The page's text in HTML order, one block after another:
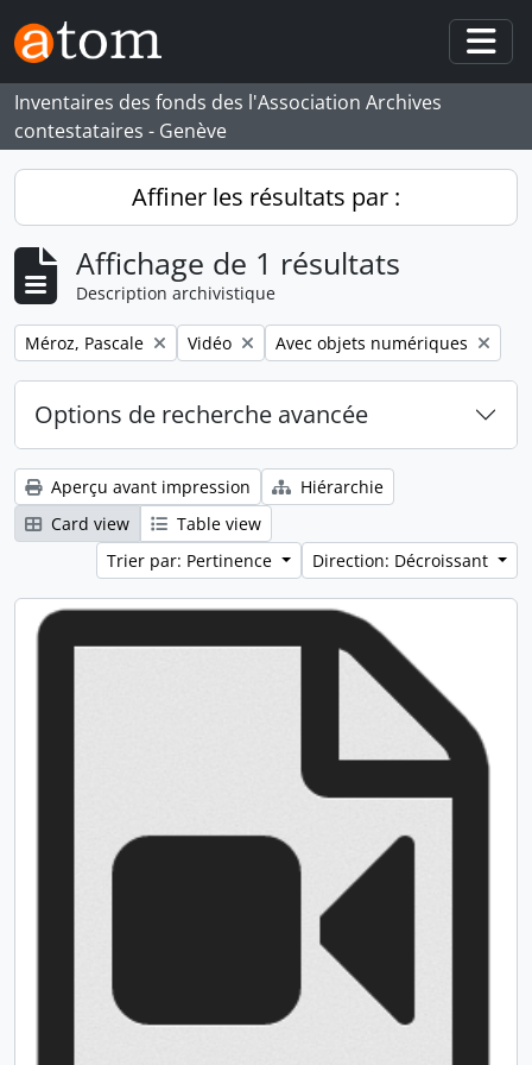
Skip to main content
Inventaires des fonds des l'Association Archives
contestataires - Genève
Affiner les résultats par :
Affichage de 1 résultats
Description archivistique
Remove filter:
Méroz, Pascale Remove filter:
Vidéo Remove filter:
Avec objets numériques
Options de recherche avancée
Aperçu avant impression
Hiérarchie
Card view
Table view
Trier par: Pertinence
Direction: Décroissant